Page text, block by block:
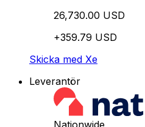
26,730.00 USD
+359.79 USD
Skicka med Xe
Leverantör
Nationwide